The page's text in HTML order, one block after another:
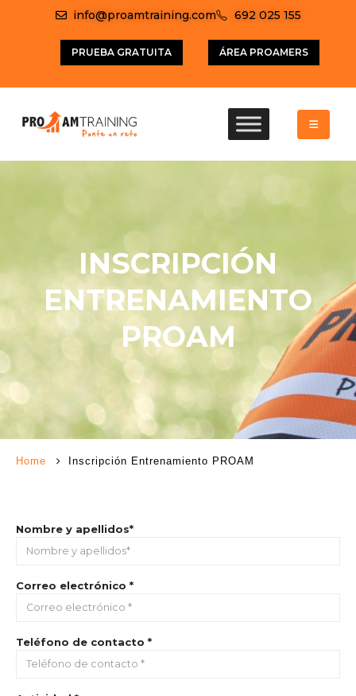
info@proamtraining.com 692 025 155
PRUEBA GRATUITA ÁREA PROAMERS
INSCRIPCIÓN
ENTRENAMIENTO
PROAM
Home Inscripción Entrenamiento PROAM
Nombre y apellidos*
Correo electrónico *
Teléfono de contacto *